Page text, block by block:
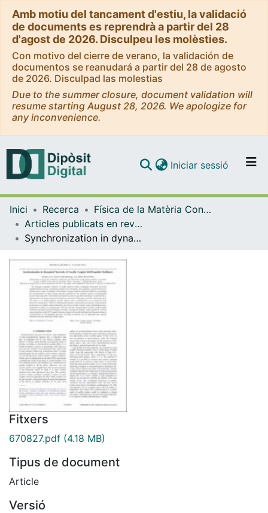
Amb motiu del tancament d'estiu, la validació
de documents es reprendrà a partir del 28
d'agost de 2026. Disculpeu les molèsties.
Con motivo del cierre de verano, la validación de
documentos se reanudará a partir del 28 de agosto
de 2026. Disculpad las molestias
Due to the summer closure, document validation will
resume starting August 28, 2026. We apologize for
any inconvenience.
Navega per tot el DD
Contacte
Iniciar sessió (current)
Inici Recerca
Física de la Matèria Condensada
Articles publicats en revistes (Física de la Matèria Condensada)
Synchronization in dynamical networks of locally coupled self-propelled oscillators
Fitxers
670827.pdf (4.18 MB)
Tipus de document
Article
Versió